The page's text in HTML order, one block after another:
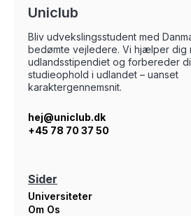
Uniclub
Bliv udvekslingsstudent med
bedømte vejledere. Vi hjælper dig
udlandsstipendiet og forbereder
studieophold i udlandet – uanset
karaktergennemsnit.
hej@uniclub.dk
+45 78 70 37 50
Sider
Universiteter
Om Os